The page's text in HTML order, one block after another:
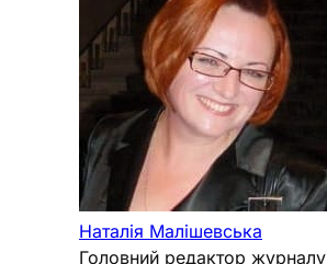
Наталія Малішевська
Головний редактор журналу